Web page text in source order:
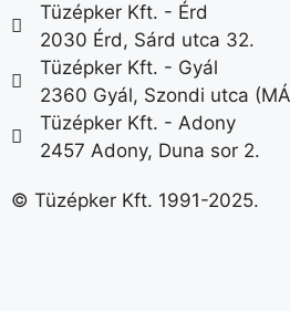
Tüzépker Kft. - Érd
2030 Érd, Sárd utca 32.
Tüzépker Kft. - Gyál
2360 Gyál, Szondi utca
Tüzépker Kft. - Adony
2457 Adony, Duna sor 2.
© Tüzépker Kft. 1991-2025.